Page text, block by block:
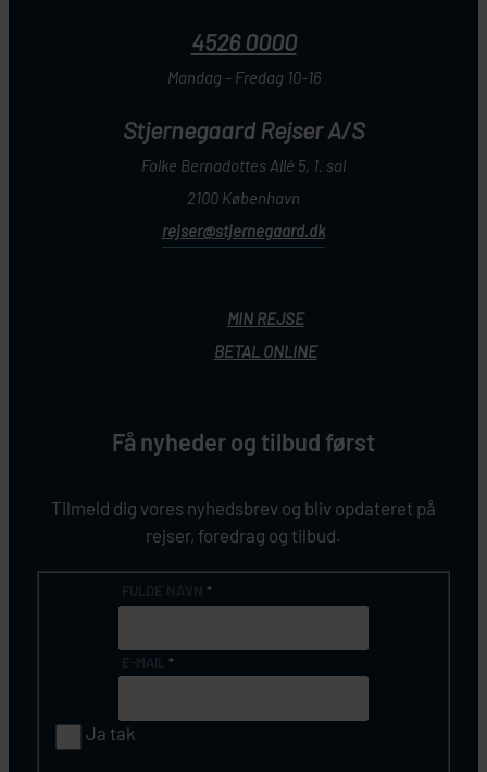
4526 0000
Mandag - Fredag 10-16
Stjernegaard Rejser A/S
Folke Bernadottes Allé 5, 1. sal
2100 København
rejser@stjernegaard.dk
MIN REJSE
BETAL ONLINE
Få nyheder og tilbud først
Tilmeld dig vores nyhedsbrev og bliv opdateret på
rejser, foredrag og tilbud.
*
*
Ja tak